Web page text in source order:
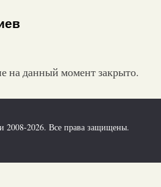
на данный момент закрыто.
2008-2026. Все права защищены.